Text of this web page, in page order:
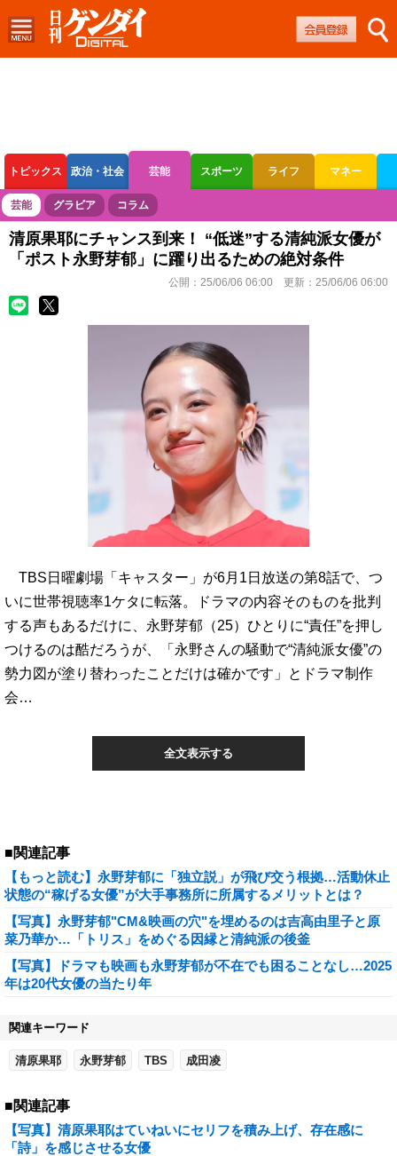
トピックス 政治・社会 芸能 スポーツ ライフ マネー
ボートレース 競輪 オートレース
芸能 グラビア コラム
清原果耶にチャンス到来！ “低迷”する清純派女優が
「ポスト永野芽郁」に躍り出るための絶対条件
公開： 25/06/06 06:00 更新： 25/06/06 06:00
TBS日曜劇場「キャスター」が6月1日放送の第8話で、つ
いに世帯視聴率1ケタに転落。ドラマの内容そのものを批判
する声もあるだけに、永野芽郁（25）ひとりに“責任”を押し
つけるのは酷だろうが、「永野さんの騒動で“清純派女優”の
勢力図が塗り替わったことだけは確かです」とドラマ制作
会…
全文表示する
■関連記事
【もっと読む】永野芽郁に「独立説」が飛び交う根拠…活動休止
状態の“稼げる女優”が大手事務所に所属するメリットとは？
【写真】永野芽郁"CM&映画の穴"を埋めるのは吉高由里子と原
菜乃華か…「トリス」をめぐる因縁と清純派の後釜
【写真】ドラマも映画も永野芽郁が不在でも困ることなし…2025
年は20代女優の当たり年
関連キーワード
清原果耶 永野芽郁 TBS 成田凌
■関連記事
【写真】清原果耶はていねいにセリフを積み上げ、存在感に
「詩」を感じさせる女優